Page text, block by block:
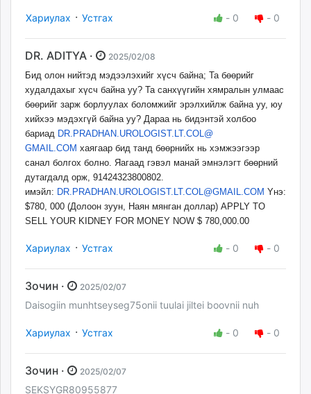
Хариулах · Устгах - 0 - 0
DR. ADITYA ·
2025/02/08
Бид олон нийтэд мэдээлэхийг хүсч байна; Та бөөрийг
худалдахыг хүсч байна уу? Та санхүүгийн хямралын улмаас
бөөрийг зарж борлуулах боломжийг эрэлхийлж байна уу, юу
хийхээ мэдэхгүй байна уу? Дараа нь бидэнтэй холбоо
бариад DR.PRADHAN.UROLOGIST.LT.COL@
GMAIL.COM хаягаар бид танд бөөрнийх нь хэмжээгээр
санал болгох болно. Яагаад гэвэл манай эмнэлэгт бөөрний
дутагдалд орж, 91424323800802.
имэйл: DR.PRADHAN.UROLOGIST.LT.COL@GMAIL.COM Yнэ:
$780, 000 (Долоон зуун, Наян мянган доллар) APPLY TO
SELL YOUR KIDNEY FOR MONEY NOW $ 780,000.00
Хариулах · Устгах - 0 - 0
Зочин · 2025/02/07
Daisogiin munhtseyseg75onii tuulai jiltei boovnii nuh
Хариулах · Устгах - 0 - 0
Зочин · 2025/02/07
SEKSYGR80955877